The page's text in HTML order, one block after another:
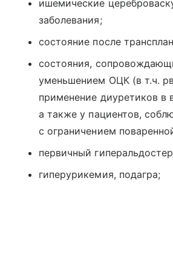
ишемические
заболевания;
состояние после
состояния,
уменьшением ОЦК (в т.ч.
применение диуретиков в
а также у пациентов,
с ограничением
первичный
гиперурикемия, подагра;